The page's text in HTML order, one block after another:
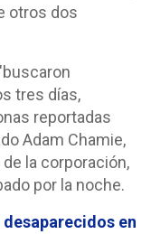
otros dos
tres días,
reportadas
Adam Chamie,
la corporación,
por la noche.
en